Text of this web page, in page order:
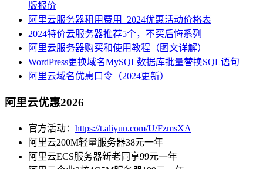
版报价
阿里云服务器租用费用_2024优惠活动价格表
2024特价云服务器推荐5个，不买后悔系列
阿里云服务器购买和使用教程（图文详解）
WordPress更换域名MySQL数据库批量替换SQL语句
阿里云域名优惠口令（2024更新）
阿里云优惠2026
官方活动： https://t.aliyun.com/U/FzmsXA
阿里云200M轻量服务器38元一年
阿里云ECS服务器新老同享99元一年